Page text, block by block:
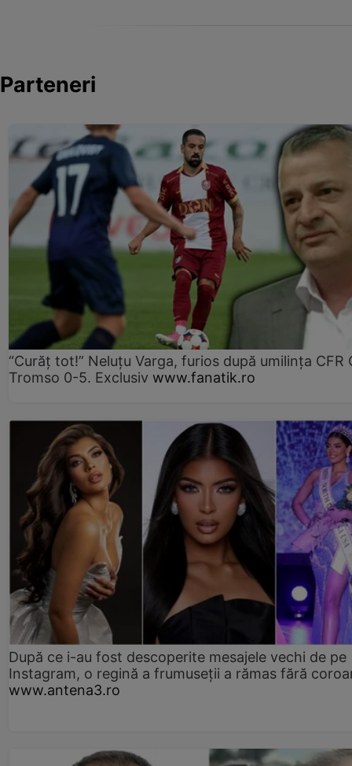
Parteneri
“Curăț tot!” Neluțu Varga, furios după umilința CFR
Tromso 0-5. Exclusiv www.fanatik.ro
După ce i-au fost descoperite mesajele vechi de pe
Instagram, o regină a frumuseții a rămas fără
www.antena3.ro